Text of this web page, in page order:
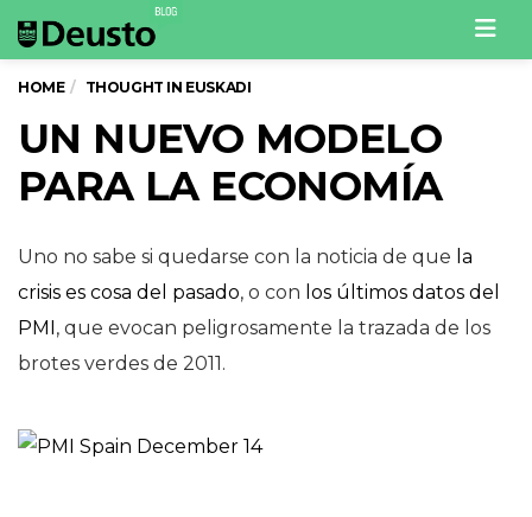
HOME THOUGHT IN EUSKADI
UN NUEVO MODELO
PARA LA ECONOMÍA
Uno no sabe si quedarse con la noticia de que la
crisis es cosa del pasado, o con los últimos datos del
PMI, que evocan peligrosamente la trazada de los
brotes verdes de 2011.